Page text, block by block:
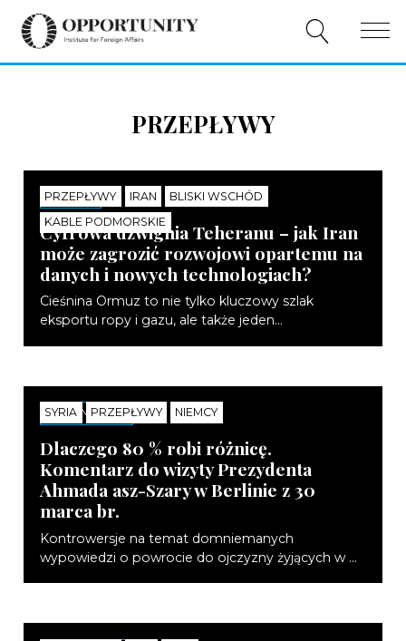
WYDARZENIA
WSPÓŁPRACA
WSPARCIE
EN
PRZEPŁYWY
PRZEPŁYWY IRAN
BLISKI WSCHÓD
KABLE PODMORSKIE
NOTATKI
Cyfrowa dźwignia Teheranu – jak Iran
może zagrozić rozwojowi opartemu na
danych i nowych technologiach?
Cieśnina Ormuz to nie tylko kluczowy szlak
eksportu ropy i gazu, ale także jeden...
SYRIA PRZEPŁYWY NIEMCY
KOMENTARZE
Dlaczego 80 % robi różnicę.
Komentarz do wizyty Prezydenta
Ahmada asz-Szary w Berlinie z 30
marca br.
Kontrowersje na temat domniemanych
wypowiedzi o powrocie do ojczyzny żyjących w ...